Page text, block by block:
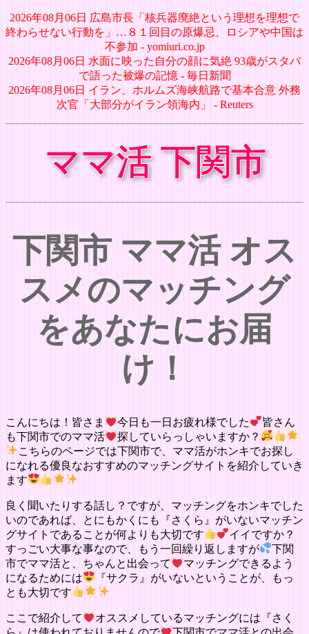
2026年08月06日 広島市長「核兵器廃絶という理想を理想で
終わらせない行動を」…８１回目の原爆忌、ロシアや中国は
不参加 - yomiuri.co.jp
2026年08月06日 水面に映った自分の顔に気絶 93歳がスタバ
で語った被爆の記憶 - 毎日新聞
2026年08月06日 イラン、ホルムズ海峡航路で基本合意 外務
次官「大部分がイラン領海内」 - Reuters
ママ活 下関市
下関市 ママ活 オス
スメのマッチング
をあなたにお届
け！
こんにちは！皆さま 今日も一日お疲れ様でした
皆さん
も下関市でのママ活
探していらっしゃいますか？
こちらのページでは下関市で、ママ活がホンキでお探し
になれる優良なおすすめのマッチングサイトを紹介していき
ます
良く聞いたりする話し？ですが、マッチングをホンキでした
いのであれば、とにもかくにも『さくら』がいないマッチン
グサイトであることが何よりも大切です
イイですか？
すっごい大事な事なので、もう一回繰り返しますが
下関
市でママ活と、ちゃんと出会って
マッチングできるよう
になるためには
『サクラ』がいないということが、もっ
とも大切です
ここで紹介して
オススメしているマッチングには『さく